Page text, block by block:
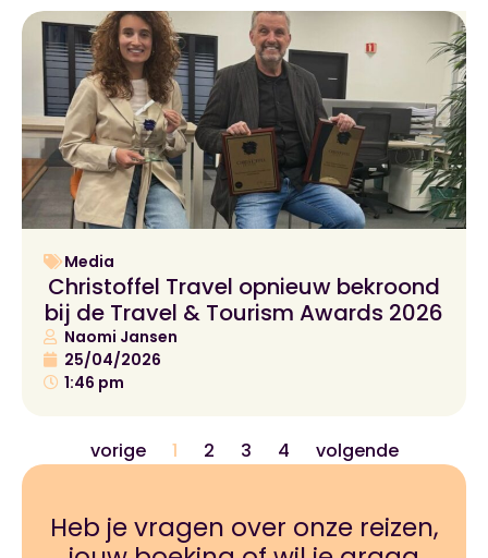
Media
Christoffel Travel opnieuw bekroond
bij de Travel & Tourism Awards 2026
Naomi Jansen
25/04/2026
1:46 pm
vorige 1 2 3 4 volgende
Heb je vragen over onze reizen,